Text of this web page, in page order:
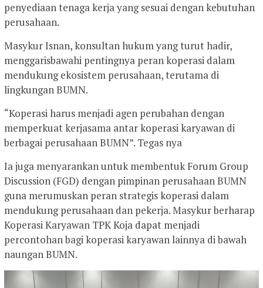
penyediaan tenaga kerja yang sesuai dengan kebutuhan
perusahaan.
Masykur Isnan, konsultan hukum yang turut hadir,
menggarisbawahi pentingnya peran koperasi dalam
mendukung ekosistem perusahaan, terutama di
lingkungan BUMN.
“Koperasi harus menjadi agen perubahan dengan
memperkuat kerjasama antar koperasi karyawan di
berbagai perusahaan BUMN”. Tegas nya
Ia juga menyarankan untuk membentuk Forum Group
Discussion (FGD) dengan pimpinan perusahaan BUMN
guna merumuskan peran strategis koperasi dalam
mendukung perusahaan dan pekerja. Masykur berharap
Koperasi Karyawan TPK Koja dapat menjadi
percontohan bagi koperasi karyawan lainnya di bawah
naungan BUMN.